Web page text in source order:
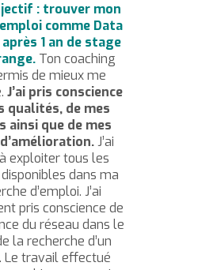
: trouver mon
comme Data
1 an de stage
Ton coaching
de mieux me
J’ai pris conscience
qualités, de mes
ainsi que de mes
J’ai
exploiter tous les
dans ma
d’emploi. J’ai
pris conscience de
du réseau dans le
la recherche d’un
Le travail effectué